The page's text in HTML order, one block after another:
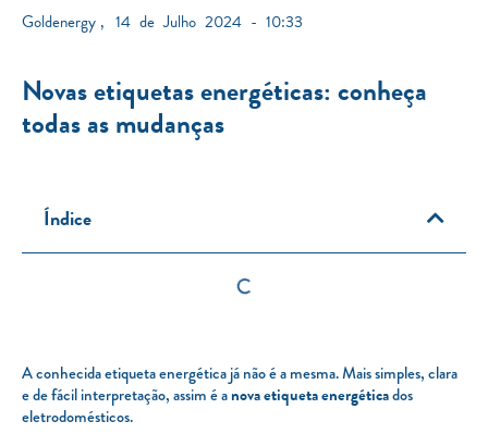
Goldenergy 14 de Julho 2024 - 10:33
Novas etiquetas energéticas: conheça
todas as mudanças
Índice
A conhecida etiqueta energética já não é a mesma. Mais simples, clara
e de fácil interpretação, assim é anova etiqueta energéticados
eletrodomésticos.